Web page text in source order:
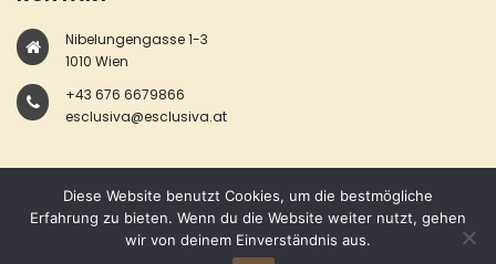
Nibelungengasse 1-3
1010 Wien
+43 676 6679866
esclusiva@esclusiva.at
COPYRIGHT © ESCLUSIVA
Diese Website benutzt Cookies, um die bestmögliche
Erfahrung zu bieten. Wenn du die Website weiter nutzt, gehen
wir von deinem Einverständnis aus.